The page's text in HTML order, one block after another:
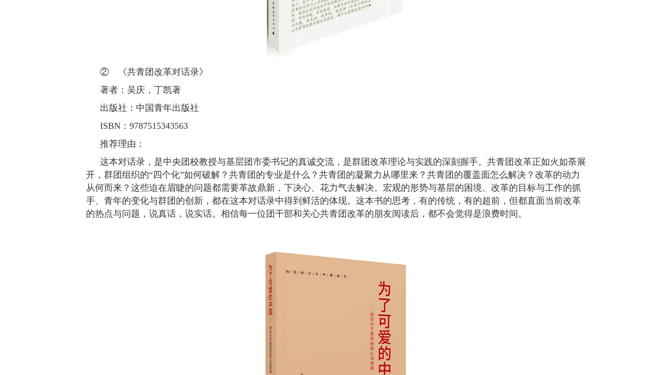
② 《共青团改革对话录》
著者：吴庆，丁凯著
出版社：中国青年出版社
ISBN：9787515343563
推荐理由：
这本对话录，是中央团校教授与基层团市委书记的真诚交流，是群团改革理论与实践的深刻握手。共青团改革正如火如荼展
开，群团组织的“四个化”如何破解？共青团的专业是什么？共青团的凝聚力从哪里来？共青团的覆盖面怎么解决？改革的动力
从何而来？这些迫在眉睫的问题都需要革故鼎新，下决心、花力气去解决。宏观的形势与基层的困境、改革的目标与工作的抓
手、青年的变化与群团的创新，都在这本对话录中得到鲜活的体现。这本书的思考，有的传统，有的超前，但都直面当前改革
的热点与问题，说真话，说实话。相信每一位团干部和关心共青团改革的朋友阅读后，都不会觉得是浪费时间。